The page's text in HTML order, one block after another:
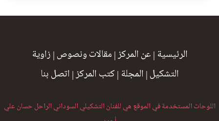
الرئيسية | عن المركز| مقالات ونصوص | زاوية
التشكيل | المجلة |كتب المركز| اتصل بنا
اللوحات المستخدمة في الموقع هي للفنان التشكيلي السوداني الراحل حسان علي